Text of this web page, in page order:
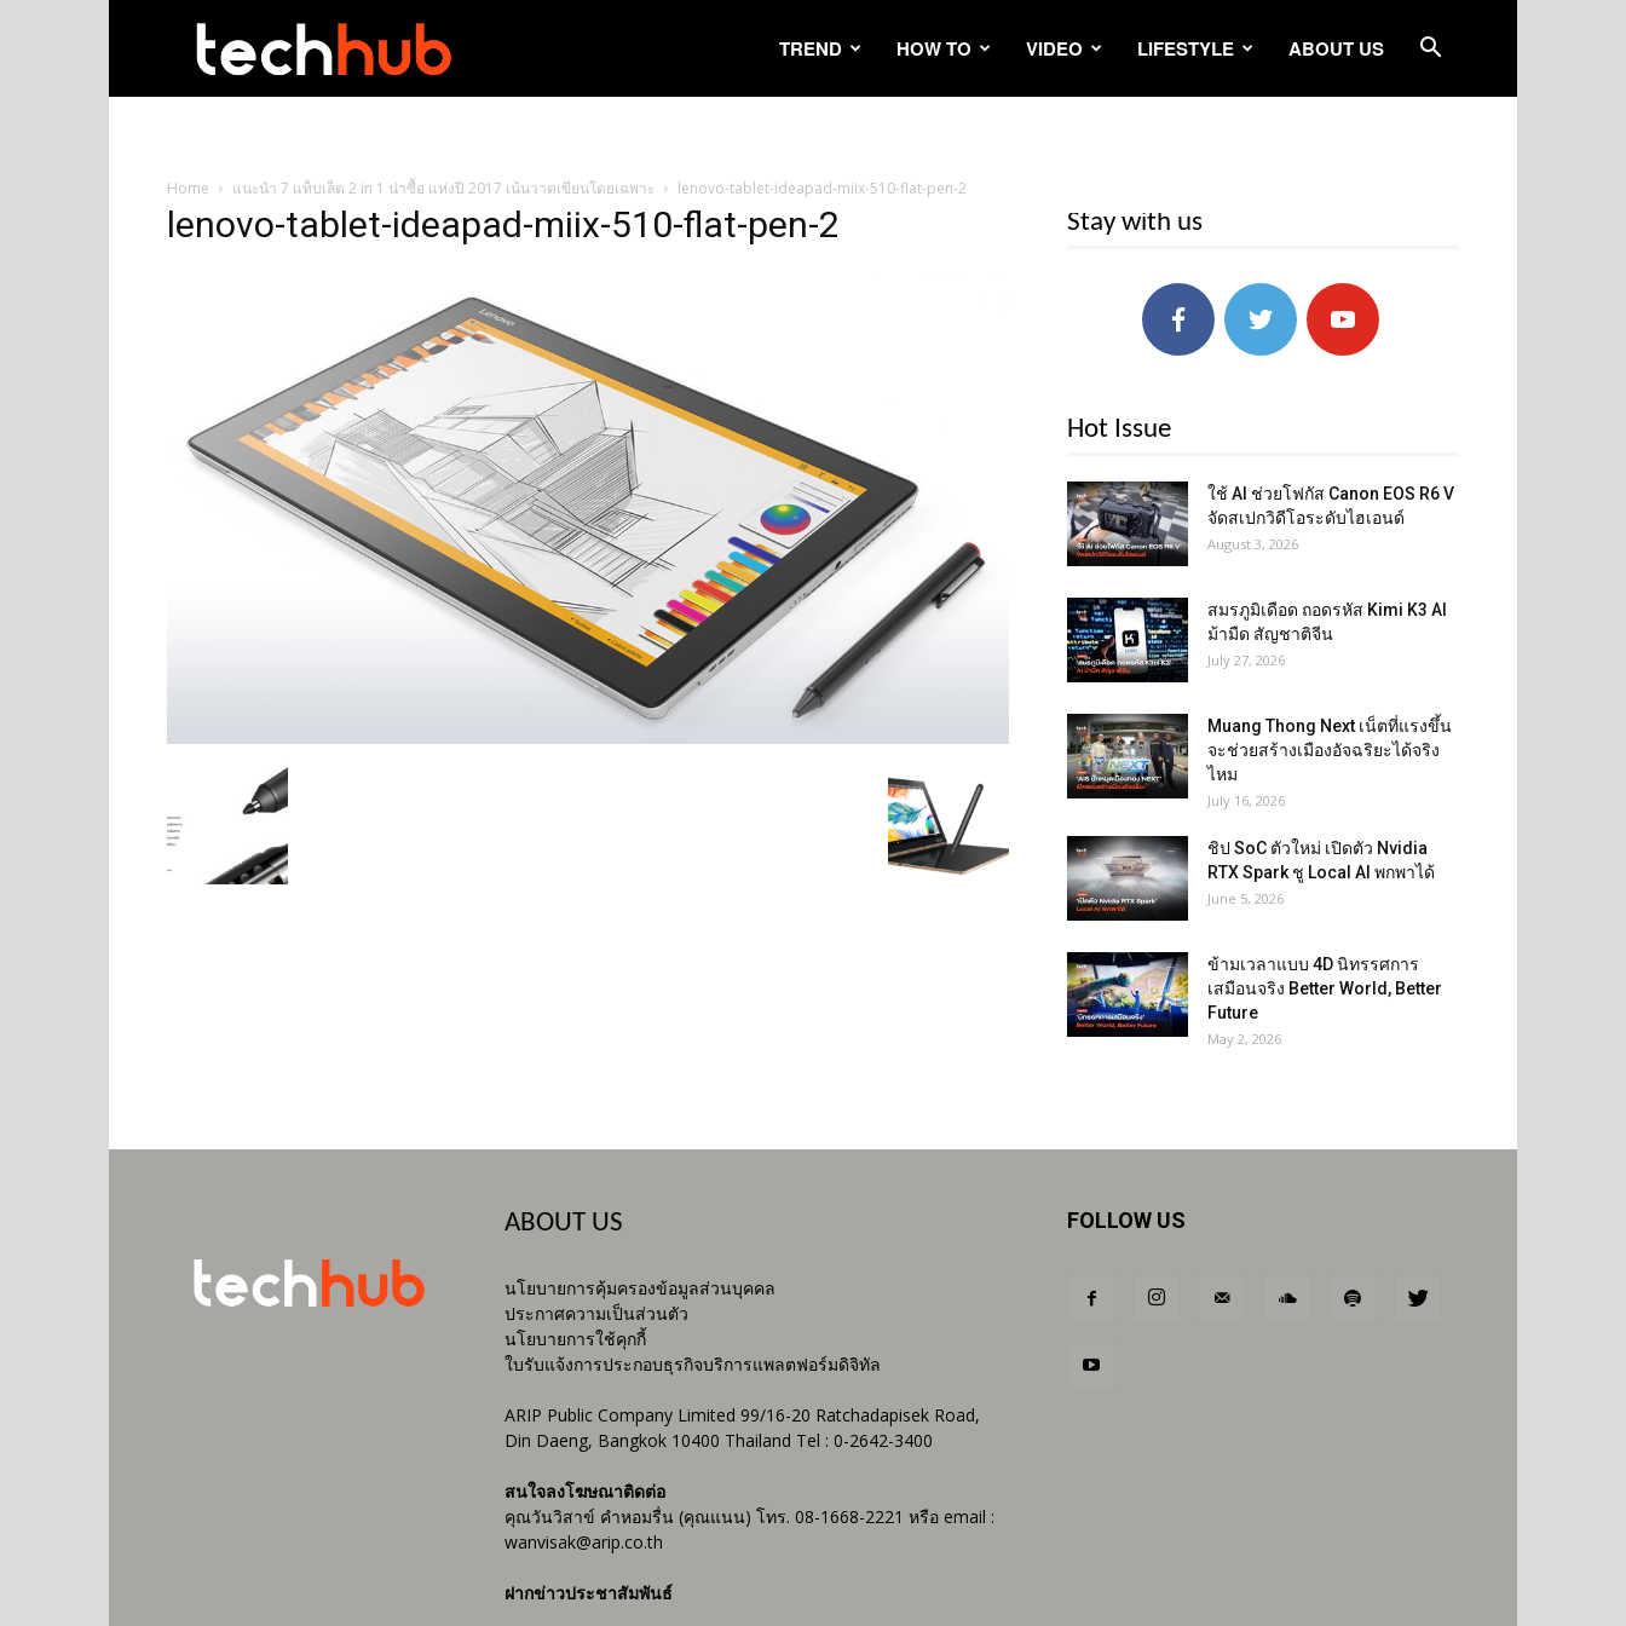
TREND HOW TO VIDEO LIFESTYLE ABOUT US
Home แนะนำ 7 แท็บเล็ต 2 in 1 น่าซื้อ แห่งปี 2017 เน้นวาดเขียนโดยเฉพาะ lenovo-tablet-ideapad-miix-510-flat-pen-2
lenovo-tablet-ideapad-miix-510-flat-pen-2 Stay with us
Hot Issue
ใช้ AI ช่วยโฟกัส Canon EOS R6 V
จัดสเปกวิดีโอระดับไฮเอนด์
August 3, 2026
สมรภูมิเดือด ถอดรหัส Kimi K3 AI
ม้ามืด สัญชาติจีน
July 27, 2026
Muang Thong Next เน็ตที่แรงขึ้น
จะช่วยสร้างเมืองอัจฉริยะได้จริง
ไหม
July 16, 2026
ชิป SoC ตัวใหม่ เปิดตัว Nvidia
RTX Spark ชู Local AI พกพาได้
June 5, 2026
ข้ามเวลาแบบ 4D นิทรรศการ
เสมือนจริง Better World, Better
Future
May 2, 2026
ABOUT US
นโยบายการคุ้มครองข้อมูลส่วนบุคคล
ประกาศความเป็นส่วนตัว
นโยบายการใช้คุกกี้
ใบรับแจ้งการประกอบธุรกิจบริการแพลตฟอร์มดิจิทัล
ARIP Public Company Limited 99/16-20 Ratchadapisek Road,
Din Daeng, Bangkok 10400 Thailand Tel : 0-2642-3400
สนใจลงโฆษณาติดต่อ
คุณวันวิสาข์ คำหอมรื่น (คุณแนน) โทร. 08-1668-2221 หรือ email :
wanvisak@arip.co.th
ฝากข่าวประชาสัมพันธ์
FOLLOW US